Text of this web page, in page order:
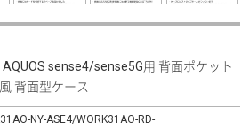
AQUOS sense4/sense5G用 背面ポケット
背面型ケース
NY-ASE4/WORK31AO-RD-